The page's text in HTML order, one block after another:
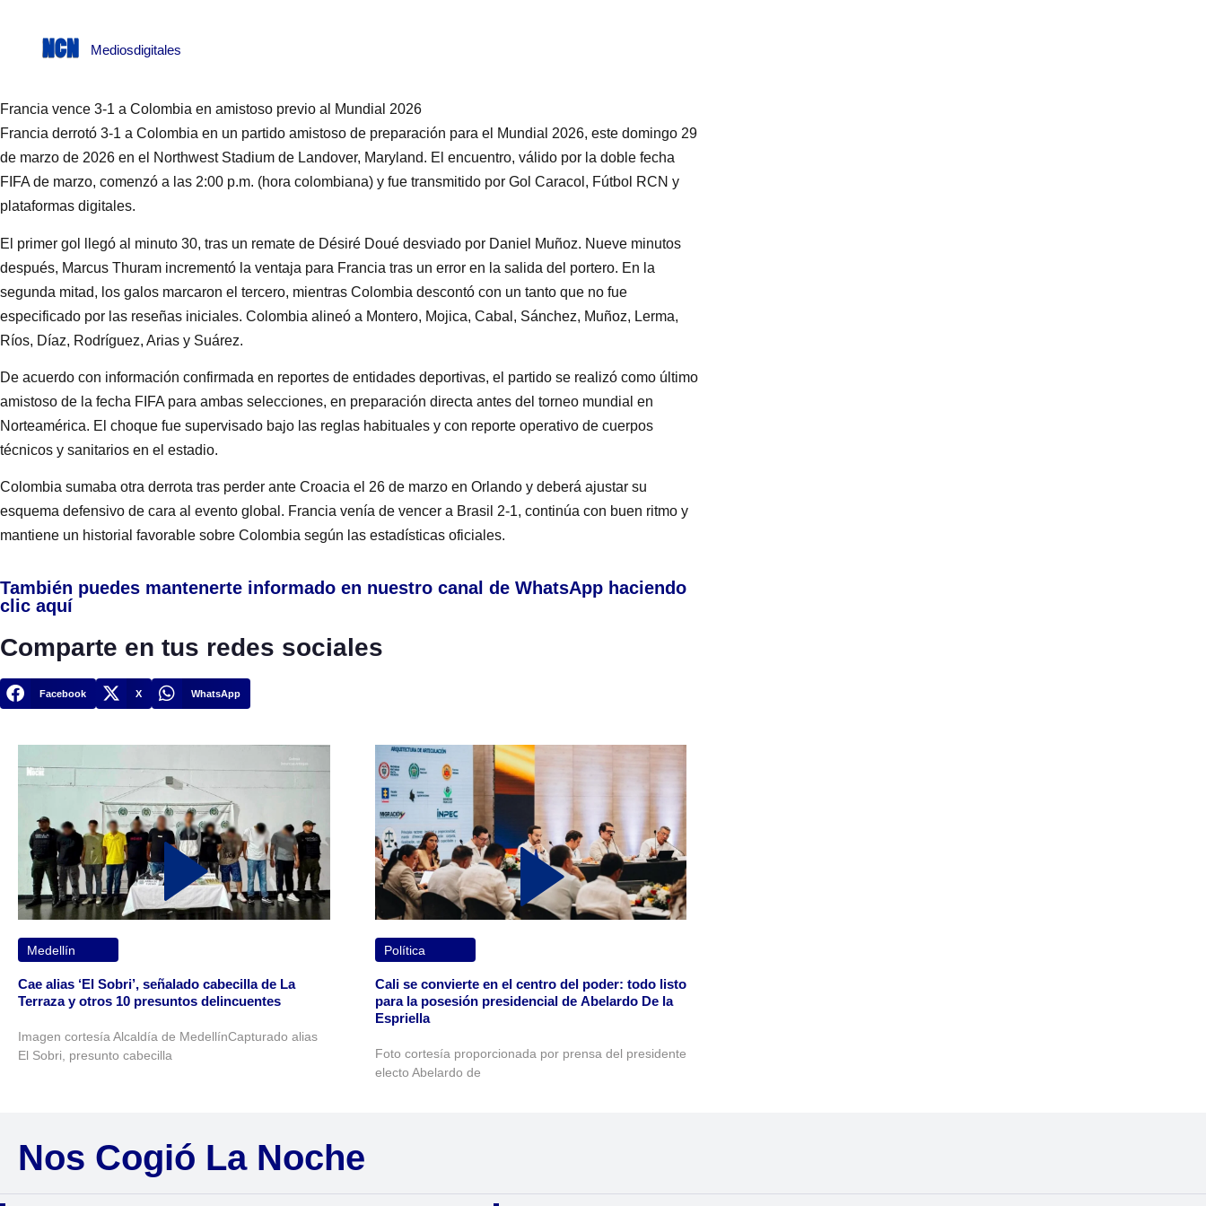
Mediosdigitales
Francia vence 3-1 a Colombia en amistoso previo al Mundial 2026
Francia derrotó 3-1 a Colombia en un partido amistoso de preparación para el Mundial 2026, este domingo 29
de marzo de 2026 en el Northwest Stadium de Landover, Maryland. El encuentro, válido por la doble fecha
FIFA de marzo, comenzó a las 2:00 p.m. (hora colombiana) y fue transmitido por Gol Caracol, Fútbol RCN y
plataformas digitales.
El primer gol llegó al minuto 30, tras un remate de Désiré Doué desviado por Daniel Muñoz. Nueve minutos
después, Marcus Thuram incrementó la ventaja para Francia tras un error en la salida del portero. En la
segunda mitad, los galos marcaron el tercero, mientras Colombia descontó con un tanto que no fue
especificado por las reseñas iniciales. Colombia alineó a Montero, Mojica, Cabal, Sánchez, Muñoz, Lerma,
Ríos, Díaz, Rodríguez, Arias y Suárez.
De acuerdo con información confirmada en reportes de entidades deportivas, el partido se realizó como último
amistoso de la fecha FIFA para ambas selecciones, en preparación directa antes del torneo mundial en
Norteamérica. El choque fue supervisado bajo las reglas habituales y con reporte operativo de cuerpos
técnicos y sanitarios en el estadio.
Colombia sumaba otra derrota tras perder ante Croacia el 26 de marzo en Orlando y deberá ajustar su
esquema defensivo de cara al evento global. Francia venía de vencer a Brasil 2-1, continúa con buen ritmo y
mantiene un historial favorable sobre Colombia según las estadísticas oficiales.
También puedes mantenerte informado en nuestro canal de WhatsApp haciendo
clic aquí
Comparte en tus redes sociales
Facebook X WhatsApp
Medellín
Cae alias ‘El Sobri’, señalado cabecilla de La
Terraza y otros 10 presuntos delincuentes
Imagen cortesía Alcaldía de MedellínCapturado alias
El Sobri, presunto cabecilla
Política
Cali se convierte en el centro del poder: todo listo
para la posesión presidencial de Abelardo De la
Espriella
Foto cortesía proporcionada por prensa del presidente
electo Abelardo de
Nos Cogió La Noche